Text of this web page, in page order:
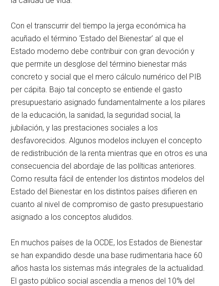
Con el transcurrir del tiempo la jerga económica ha
acuñado el término ‘Estado del Bienestar’ al que el
Estado moderno debe contribuir con gran devoción y
que permite un desglose del término bienestar más
concreto y social que el mero cálculo numérico del PIB
per cápita. Bajo tal concepto se entiende el gasto
presupuestario asignado fundamentalmente a los pilares
de la educación, la sanidad, la seguridad social, la
jubilación, y las prestaciones sociales a los
desfavorecidos. Algunos modelos incluyen el concepto
de redistribución de la renta mientras que en otros es una
consecuencia del abordaje de las políticas anteriores.
Como resulta fácil de entender los distintos modelos del
Estado del Bienestar en los distintos países difieren en
cuanto al nivel de compromiso de gasto presupuestario
asignado a los conceptos aludidos.
En muchos países de la OCDE, los Estados de Bienestar
se han expandido desde una base rudimentaria hace 60
años hasta los sistemas más integrales de la actualidad.
El gasto público social ascendía a menos del 10% del